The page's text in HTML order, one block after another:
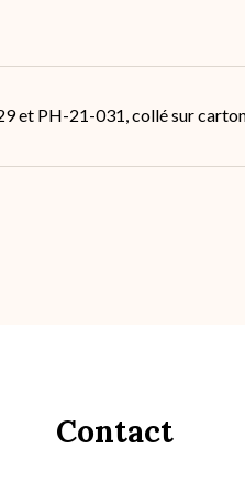
et PH-21-031, collé sur
Contact